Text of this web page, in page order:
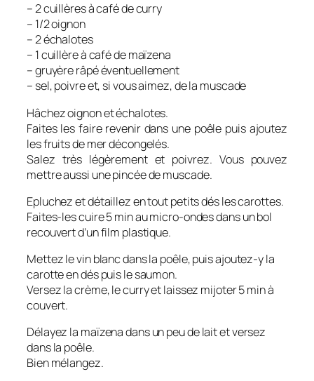
– 2 cuillères à café de curry
– 1/2 oignon
– 2 échalotes
– 1 cuillère à café de maïzena
– gruyère râpé éventuellement
– sel, poivre et, si vous aimez, de la muscade
Hâchez oignon et échalotes.
Faites les faire revenir dans une poêle puis ajoutez
les fruits de mer décongelés.
Salez très légèrement et poivrez. Vous pouvez
mettre aussi une pincée de muscade.
Epluchez et détaillez en tout petits dés les carottes.
Faites-les cuire 5 min au micro-ondes dans un bol
recouvert d’un film plastique.
Mettez le vin blanc dans la poêle, puis ajoutez-y la
carotte en dés puis le saumon.
Versez la crème, le curry et laissez mijoter 5 min à
couvert.
Délayez la maïzena dans un peu de lait et versez
dans la poêle.
Bien mélangez.